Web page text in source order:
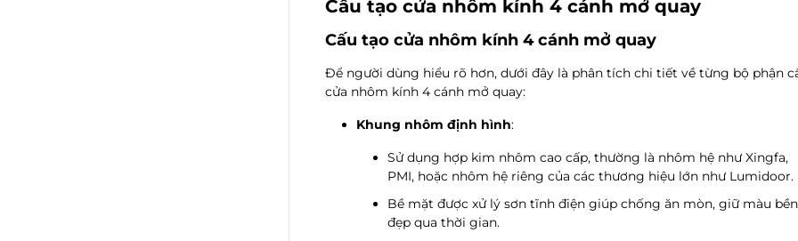
Cấu tạo cửa nhôm kính 4 cánh mở quay
Cấu tạo cửa nhôm kính 4 cánh mở quay
Để người dùng hiểu rõ hơn, dưới đây là phân tích chi tiết về từng bộ phận
cửa nhôm kính 4 cánh mở quay:
Khung nhôm định hình:
Sử dụng hợp kim nhôm cao cấp, thường là nhôm hệ như Xingfa,
PMI, hoặc nhôm hệ riêng của các thương hiệu lớn như Lumidoor.
Bề mặt được xử lý sơn tĩnh điện giúp chống ăn mòn, giữ màu bền
đẹp qua thời gian.